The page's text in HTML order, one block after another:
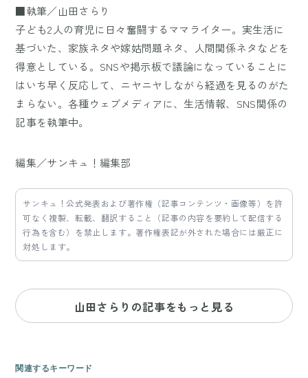
■執筆／山田さらり
子ども2人の育児に日々奮闘するママライター。実生活に
基づいた、家族ネタや嫁姑問題ネタ、人間関係ネタなどを
得意としている。SNSや掲示板で議論になっていることに
はいち早く反応して、ニヤニヤしながら経過を見るのがた
まらない。各種ウェブメディアに、生活情報、SNS関係の
記事を執筆中。
編集／サンキュ！編集部
サンキュ！公式発表および著作権（記事コンテンツ・画像等）を許
可なく複製、転載、翻訳すること（記事の内容を要約して配信する
行為を含む）を禁止します。著作権表記が外された場合には厳正に
対処します。
山田さらりの記事をもっと見る
関連するキーワード